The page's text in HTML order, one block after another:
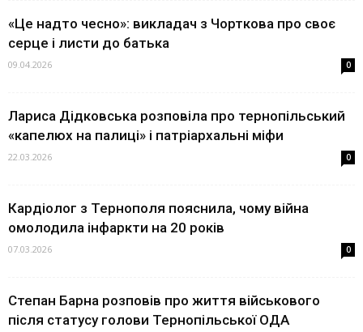
«Це надто чесно»: викладач з Чорткова про своє
серце і листи до батька
09.04.2026 0
Лариса Дідковська розповіла про тернопільський
«капелюх на палиці» і патріархальні міфи
22.03.2026 0
Кардіолог з Тернополя пояснила, чому війна
омолодила інфаркти на 20 років
07.03.2026 0
Степан Барна розповів про життя військового
після статусу голови Тернопільської ОДА